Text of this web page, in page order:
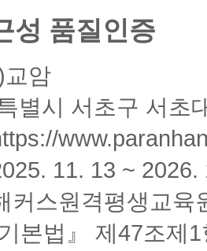
성 품질인증
교암
별시 서초구 서초
11. 13 ~ 2026.
커스원격평생교육
기본법』 제47조